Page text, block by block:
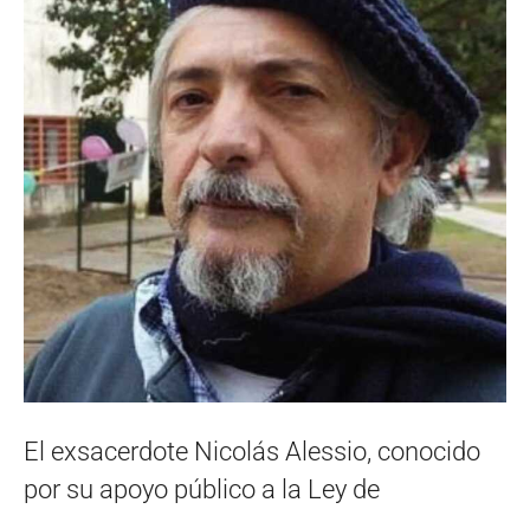
El exsacerdote Nicolás Alessio, conocido
por su apoyo público a la Ley de